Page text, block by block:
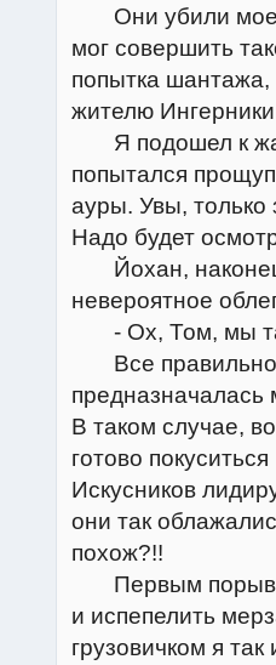
Они убили
мог совершить
попытка шантажа,
жителю
Я подошел к
попытался
ауры. Увы, только
Надо будет
Йохан, наконец,
невероятное
- Ох, Том, мы
Все правильно:
предназначалась
В таком случае,
готово
Искусников
они так
похож?!!
Первым
и испепелить
грузовичком я